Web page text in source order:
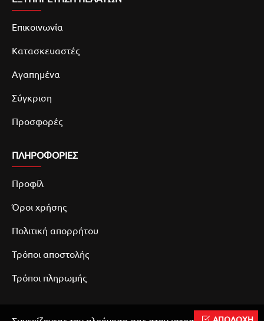
Επικοινωνία
Κατασκευαστές
Αγαπημένα
Σύγκριση
Προσφορές
ΠΛΗΡΟΦΟΡΙΕΣ
Προφίλ
Όροι χρήσης
Πολιτική απορρήτου
Τρόποι αποστολής
Τρόποι πληρωμής